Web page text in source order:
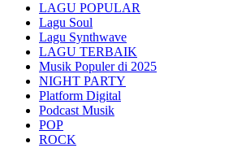
LAGU POPULAR
Lagu Soul
Lagu Synthwave
LAGU TERBAIK
Musik Populer di 2025
NIGHT PARTY
Platform Digital
Podcast Musik
POP
ROCK